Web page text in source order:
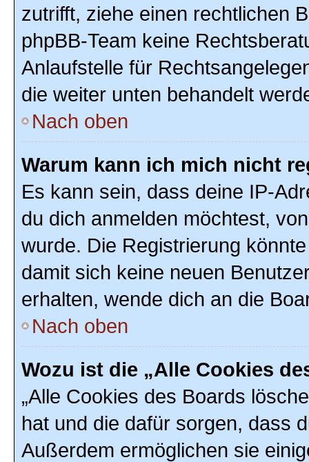
zutrifft, ziehe einen rechtlichen
phpBB-Team keine
Anlaufstelle für
die weiter unten behandelt
Nach oben
Warum kann ich mich nicht
Es kann sein, dass deine IP-
du dich anmelden möchtest,
wurde. Die Registrierung
damit sich keine neuen
erhalten, wende dich an die
Nach oben
Wozu ist die „Alle Cookies
„Alle Cookies des Boards
hat und die dafür sorgen, dass
Außerdem ermöglichen sie